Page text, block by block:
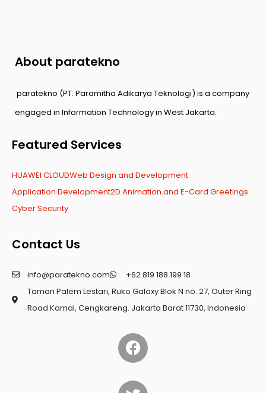
About paratekno
paratekno (PT. Paramitha Adikarya Teknologi) is a company
engaged in Information Technology in West Jakarta.
Featured Services
HUAWEI CLOUDWeb Design and Development
Application Development2D Animation and E-Card Greetings
Cyber Security
Contact Us
info@paratekno.com
+62 819 188 199 18
Taman Palem Lestari, Ruko Galaxy Blok N no. 27, Outer Ring
Road Kamal, Cengkareng. Jakarta Barat 11730, Indonesia